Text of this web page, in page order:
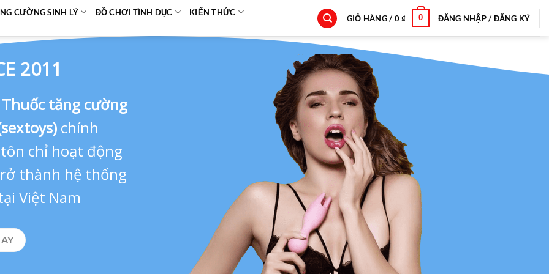
CƯỜNG SINH LÝ ĐỒ CHƠI TÌNH DỤC KIẾN THỨC
GIỎ HÀNG / 0₫ 0 ĐĂNG NHẬP / ĐĂNG KÝ
2011
Thuốc tăng cường
chính
chỉ hoạt động
thành hệ thống
Việt Nam